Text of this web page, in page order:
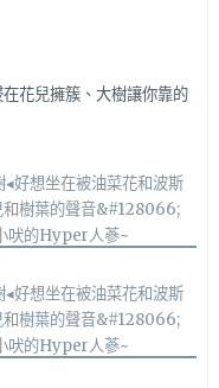
花兒擁簇、大樹讓你靠的